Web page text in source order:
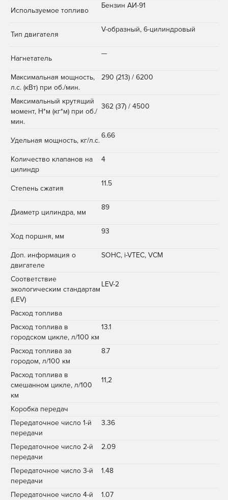
Используемое топливо
Бензин АИ-91
Тип двигателя
V-образный, 6-цилиндровый
Нагнетатель
—
Максимальная мощность,
л.с. (кВт) при об./мин.
290 (213) / 6200
Максимальный крутящий
момент, Н*м (кг*м) при об./
мин.
362 (37) / 4500
Удельная мощность, кг/л.с.
6.66
Количество клапанов на
цилиндр
4
Степень сжатия
11.5
Диаметр цилиндра, мм
89
Ход поршня, мм
93
Доп. информация о
двигателе
SOHC, i-VTEC, VCM
Соответствие
экологическим стандартам
(LEV)
LEV-2
Расход топлива
Расход топлива в
городском цикле, л/100 км
13.1
Расход топлива за
городом, л/100 км
8.7
Расход топлива в
смешанном цикле, л/100
км
11,2
Коробка передач
Передаточное число 1-й
передачи
3.36
Передаточное число 2-й
передачи
2.09
Передаточное число 3-й
передачи
1.48
Передаточное число 4-й
1.07